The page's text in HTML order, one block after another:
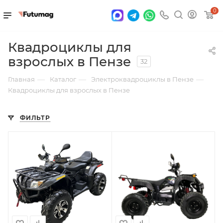
0
Квадроциклы для
взрослых в Пензе
32
Главная — Каталог — Электроквадроциклы в Пензе —
Квадроциклы для взрослых в Пензе
ФИЛЬТР